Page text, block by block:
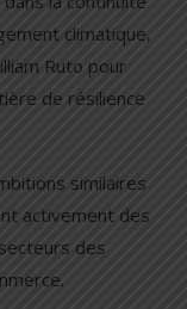
climatique,
Ruto pour
de résilience
similaires
activement des
des